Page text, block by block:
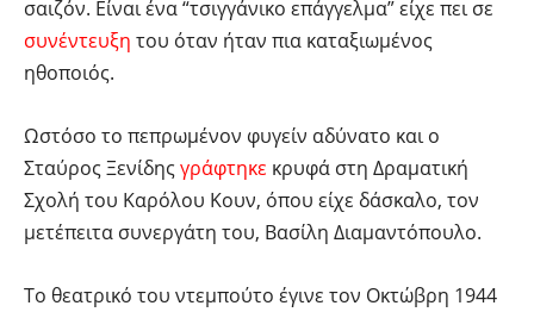
σαιζόν. Είναι ένα “τσιγγάνικο επάγγελμα” είχε πει σε
συνέντευξη του όταν ήταν πια καταξιωμένος
ηθοποιός.
Ωστόσο το πεπρωμένον φυγείν αδύνατο και ο
Σταύρος Ξενίδης γράφτηκε κρυφά στη Δραματική
Σχολή του Καρόλου Κουν, όπου είχε δάσκαλο, τον
μετέπειτα συνεργάτη του, Βασίλη Διαμαντόπουλο.
Το θεατρικό του ντεμπούτο έγινε τον Οκτώβρη 1944